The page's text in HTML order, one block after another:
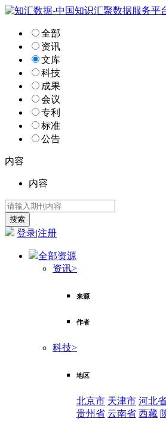
全部
资讯
文库
科技
成果
会议
专利
标准
公告
内容
内容
登录|注册
全部资源
资讯>
来源
作者
科技>
地区
北京市 天津市 河北
贵州省 云南省 西藏